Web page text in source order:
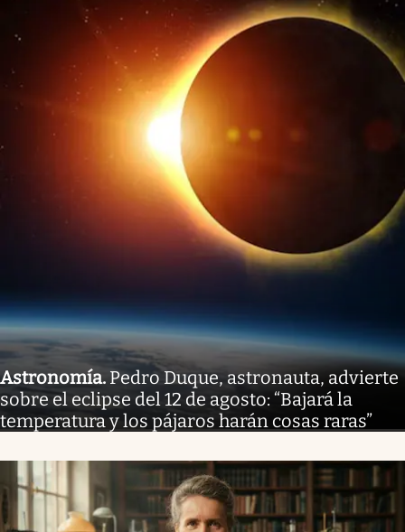
Astronomía. Pedro Duque, astronauta, advierte
sobre el eclipse del 12 de agosto: “Bajará la
temperatura y los pájaros harán cosas raras”